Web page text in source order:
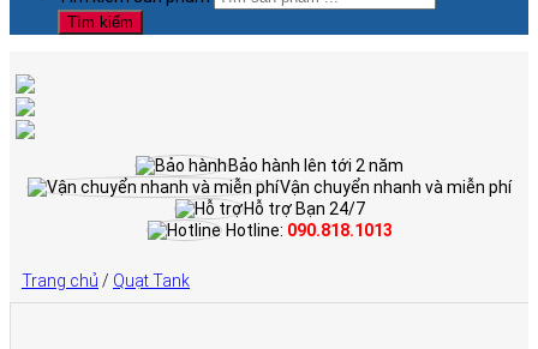
Tìm kiếm
Bảo hành lên tới 2 năm
Vận chuyển nhanh và miễn phí
Hỗ trợ Bạn 24/7
Hotline: 090.818.1013
Trang chủ / Quạt Tank